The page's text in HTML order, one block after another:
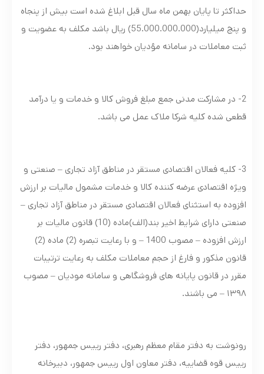
حداکثر تا پایان بهمن ماه سال قبل ابلاغ شده است بیش از پنجاه
و پنج میلیارد(55.000.000.000) ريال باشد مکلف به عضویت و
ثبت معاملات در سامانه مؤدیان خواهند بود.
2- در مشارکت مدنی جمع مبلغ فروش کالا و خدمات و یا درآمد
قطعی شده کليه شرکا ملاک عمل می باشد.
3- کلیه فعالان اقتصادی مستقر در مناطق آزاد تجاری – صنعتی و
ویژه اقتصادی عرضه کننده کالا و خدمات مشمول مالیات بر ارزش
افزوده به استثنای فعالان اقتصادی مستقر در مناطق آزاد تجاری –
صنعتی دارای شرایط اخیر بند(الف)ماده (10) قانون ماليات بر
ارزش افزوده – مصوب 1400 – و با رعایت تبصره (2) ماده (2)
قانون مذکور و فارغ از حجم معاملات مکلف به رعایت ترتیبات
مقرر در قانون پایانه های فروشگاهی و سامانه مودیان – مصوب
۱۳۹۸ – می باشند.
رونوشت به دفتر مقام معظم رهبری، دفتر رییس جمهور، دفتر
رییس قوه قضاییه، دفتر معاون اول رییس جمهور، دبیرخانه